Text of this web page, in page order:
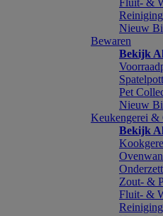
Fluit- &
Nieuw
Bewaren
Bekijk
Pet
Nieuw
Keukengerei &
Bekijk
Zout- &
Fluit- &